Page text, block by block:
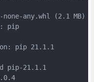
any.whl (2.1 MB)
pip
pip 21.1.1
pip-21.1.1